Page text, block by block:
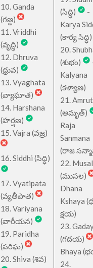
10. Ganda
(గణ్డ)
11. Vriddhi
(వృద్ధి)
12. Dhruva
(ధ్రువ)
13. Vyaghata
(వ్యాఘాత)
14. Harshana
(హర్షణ)
15. Vajra (వజ్ర)
16. Siddhi (సిద్ధి)
17. Vyatipata
(వ్యతీపాత)
18. Variyana
(వారీయన)
19. Paridha
(పరిఘ)
20. Shiva (శివ)
(సిద్ధి)
-
Karya
(కార్య సిద్ధి)
20.
(శుభం)
Kalyana
(కళ్యాణ)
21.
(అమృత్)
Raja
Sanmana
(రాజ
22.
(ముసల)
Dhana
Kshaya
క్షయ)
23.
(గదయ)
Bhaya
24.